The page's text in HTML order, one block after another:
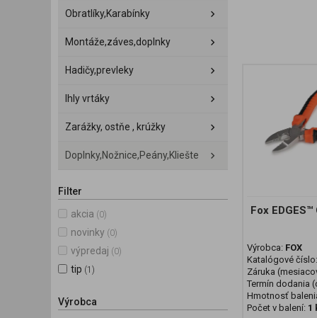
Obratlíky,Karabínky
Montáže,záves,doplnky
Hadičy,prevleky
Ihly vrtáky
Zarážky, ostňe , krúžky
Doplnky,Nožnice,Peány,Kliešte
Filter
akcia (0)
novinky (0)
výpredaj (0)
tip (1)
Výrobca
Fox
Výrobca: FOX
Katalógové číslo:
Záruka
Termín dodania
Hmotnosť
Počet v balení: 1